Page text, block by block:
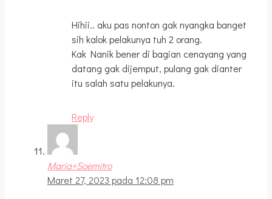
Hihii.. aku pas nonton gak nyangka banget
sih kalok pelakunya tuh 2 orang.
Kak Nanik bener di bagian cenayang yang
datang gak dijemput, pulang gak dianter
itu salah satu pelakunya.
Reply
Maria+Soemitro
Maret 27, 2023 pada 12:08 pm